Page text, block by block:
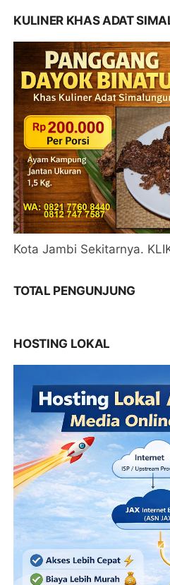
KULINER KHAS ADAT
Kota Jambi Sekitarnya.
TOTAL PENGUNJUNG
HOSTING LOKAL